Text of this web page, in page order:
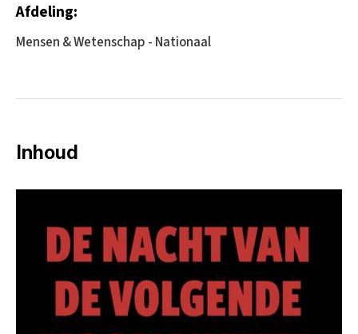
Afdeling:
Mensen & Wetenschap - Nationaal
Inhoud